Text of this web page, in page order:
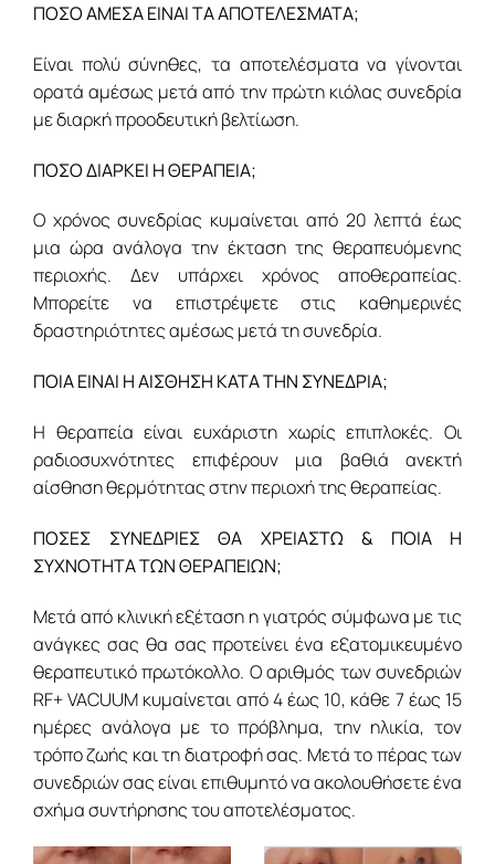
ΠΟΣΟ ΑΜΕΣΑ ΕΙΝΑΙ ΤΑ ΑΠΟΤΕΛΕΣΜΑΤΑ;
Είναι πολύ σύνηθες, τα αποτελέσματα να γίνονται
ορατά αμέσως μετά από την πρώτη κιόλας συνεδρία
με διαρκή προοδευτική βελτίωση.
ΠΟΣΟ ΔΙΑΡΚΕΙ Η ΘΕΡΑΠΕΙΑ;
Ο χρόνος συνεδρίας κυμαίνεται από 20 λεπτά έως
μια ώρα ανάλογα την έκταση της θεραπευόμενης
περιοχής. Δεν υπάρχει χρόνος αποθεραπείας.
Μπορείτε να επιστρέψετε στις καθημερινές
δραστηριότητες αμέσως μετά τη συνεδρία.
ΠΟΙΑ ΕΙΝΑΙ Η ΑΙΣΘΗΣΗ ΚΑΤΑ ΤΗΝ ΣΥΝΕΔΡΙΑ;
Η θεραπεία είναι ευχάριστη χωρίς επιπλοκές. Οι
ραδιοσυχνότητες επιφέρουν μια βαθιά ανεκτή
αίσθηση θερμότητας στην περιοχή της θεραπείας.
ΠΟΣΕΣ ΣΥΝΕΔΡΙΕΣ ΘΑ ΧΡΕΙΑΣΤΩ & ΠΟΙΑ Η
ΣΥΧΝΟΤΗΤΑ ΤΩΝ ΘΕΡΑΠΕΙΩΝ;
Μετά από κλινική εξέταση η γιατρός σύμφωνα με τις
ανάγκες σας θα σας προτείνει ένα εξατομικευμένο
θεραπευτικό πρωτόκολλο. Ο αριθμός των συνεδριών
RF+ VACUUM κυμαίνεται από 4 έως 10, κάθε 7 έως 15
ημέρες ανάλογα με το πρόβλημα, την ηλικία, τον
τρόπο ζωής και τη διατροφή σας. Μετά το πέρας των
συνεδριών σας είναι επιθυμητό να ακολουθήσετε ένα
σχήμα συντήρησης του αποτελέσματος.